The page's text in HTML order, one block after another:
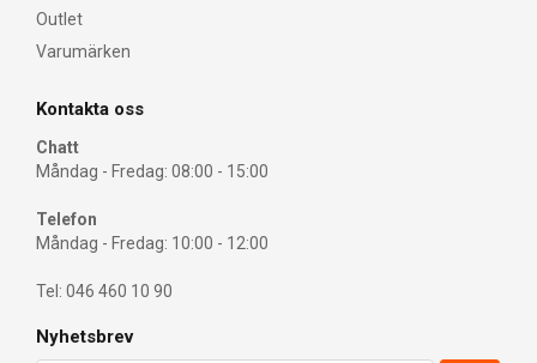
Outlet
Varumärken
Kontakta oss
Chatt
Måndag - Fredag: 08:00 - 15:00
Telefon
Måndag - Fredag: 10:00 - 12:00
Tel: 046 460 10 90
Nyhetsbrev